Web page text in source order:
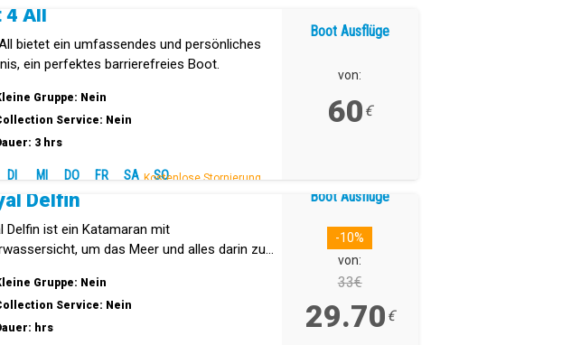
4 All
bietet ein umfassendes und persönliches
ein perfektes barrierefreies Boot.
Gruppe: Nein
Service: Nein
3 hrs
DI MI DO FR SA SO
Kostenlose Stornierung.
Boot Ausflüge
von:
60 €
Delfin
Delfin ist ein Katamaran mit
um das Meer und alles darin zu
Gruppe: Nein
Service: Nein
hrs
Boot Ausflüge
-10%
von:
33€
29.70 €